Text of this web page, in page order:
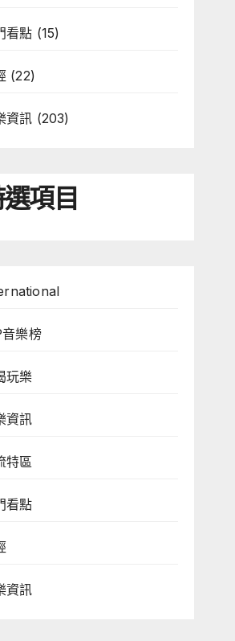
看點 (15)
(22)
資訊 (203)
項目
樂榜
玩樂
資訊
特區
看點
資訊